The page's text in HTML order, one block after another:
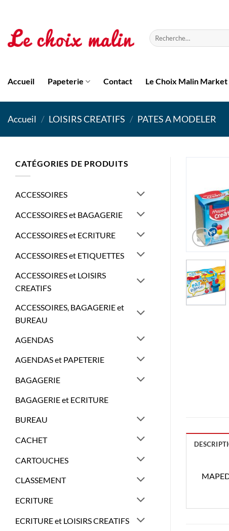
contenu
Recherche
pour :
Accueil Papeterie Contact Le Choix Malin Market
Accueil / LOISIRS CREATIFS / PATES A MODELER
CATÉGORIES DE PRODUITS
ACCESSOIRES
ACCESSOIRES et BAGAGERIE
ACCESSOIRES et ECRITURE
ACCESSOIRES et ETIQUETTES
ACCESSOIRES et LOISIRS
CREATIFS
ACCESSOIRES, BAGAGERIE et
BUREAU
AGENDAS
AGENDAS et PAPETERIE
BAGAGERIE
BAGAGERIE et ECRITURE
BUREAU
CACHET
CARTOUCHES
CLASSEMENT
ECRITURE
ECRITURE et LOISIRS CREATIFS